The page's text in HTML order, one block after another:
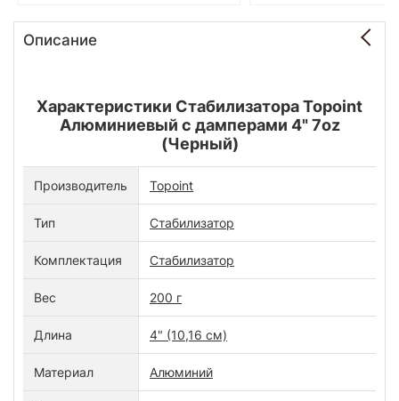
Описание
Характеристики Стабилизатора Topoint
Алюминиевый с дамперами 4" 7oz
(Черный)
Производитель Topoint
Тип Стабилизатор
Комплектация Стабилизатор
Вес 200 г
Длина 4" (10,16 см)
Материал Алюминий